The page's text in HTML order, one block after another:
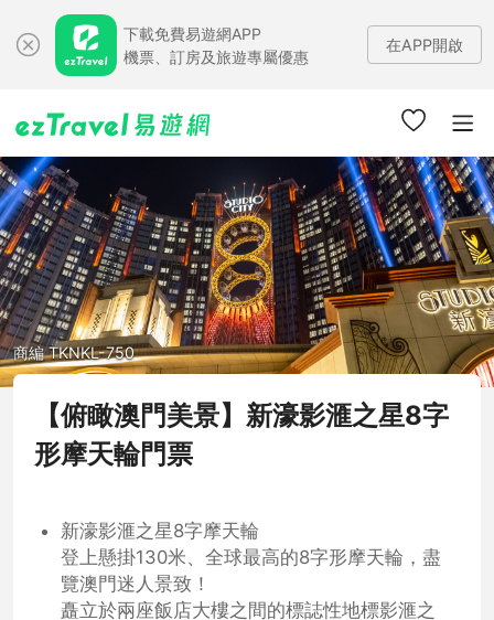
下載免費易遊網APP
機票、訂房及旅遊專屬優惠
在APP開啟
商編 TKNKL-750
【俯瞰澳門美景】新濠影滙之星8字
形摩天輪門票
新濠影滙之星8字摩天輪
登上懸掛130米、全球最高的8字形摩天輪，盡
覽澳門迷人景致！
矗立於兩座飯店大樓之間的標誌性地標影滙之